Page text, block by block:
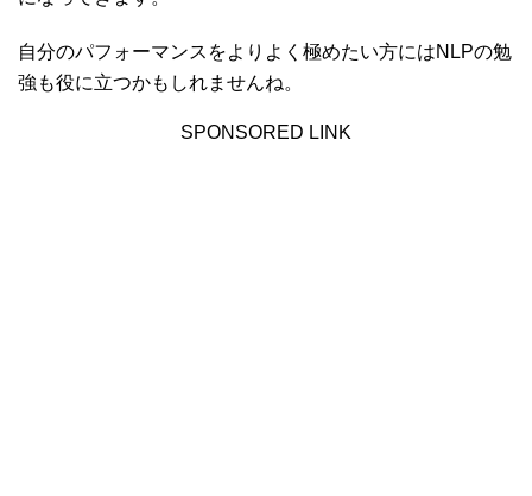
自分のパフォーマンスをよりよく極めたい方にはNLPの勉
強も役に立つかもしれませんね。
SPONSORED LINK